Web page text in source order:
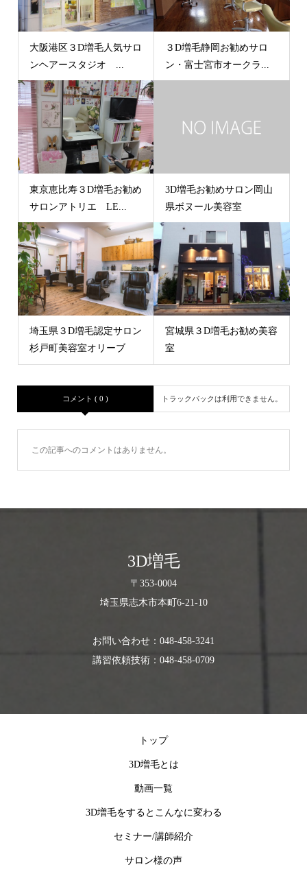
大阪港区３D増毛人気サロ
ンヘアースタジオ ...
３D増毛静岡お勧めサロ
ン・富士宮市オークラ...
東京恵比寿３D増毛お勧め
サロンアトリエ LE...
3D増毛お勧めサロン岡山
県ボヌール美容室
埼玉県３D増毛認定サロン
杉戸町美容室オリーブ
宮城県３D増毛お勧め美容
室
コメント ( 0 ) トラックバックは利用できません。
この記事へのコメントはありません。
3D増毛
〒353-0004
埼玉県志木市本町6-21-10
お問い合わせ：048-458-3241
講習依頼技術：048-458-0709
トップ
3D増毛とは
動画一覧
3D増毛をするとこんなに変わる
セミナー/講師紹介
サロン様の声